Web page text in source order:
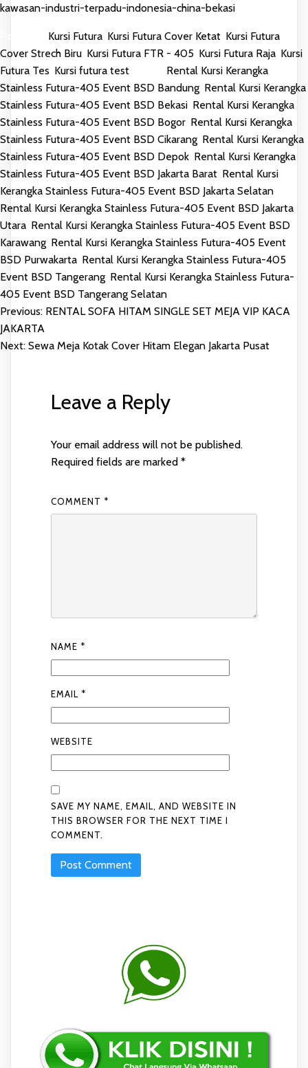
kawasan-industri-terpadu-indonesia-china-bekasi
Kursi Futura Kursi Futura Cover Ketat Kursi Futura
Cover Strech Biru Kursi Futura FTR - 405 Kursi Futura Raja Kursi
Futura Tes Kursi futura testTagged Rental Kursi Kerangka
Stainless Futura-405 Event BSD Bandung Rental Kursi Kerangka
Stainless Futura-405 Event BSD Bekasi Rental Kursi Kerangka
Stainless Futura-405 Event BSD Bogor Rental Kursi Kerangka
Stainless Futura-405 Event BSD Cikarang Rental Kursi Kerangka
Stainless Futura-405 Event BSD Depok Rental Kursi Kerangka
Stainless Futura-405 Event BSD Jakarta Barat Rental Kursi
Kerangka Stainless Futura-405 Event BSD Jakarta Selatan
Rental Kursi Kerangka Stainless Futura-405 Event BSD Jakarta
Utara Rental Kursi Kerangka Stainless Futura-405 Event BSD
Karawang Rental Kursi Kerangka Stainless Futura-405 Event
BSD Purwakarta Rental Kursi Kerangka Stainless Futura-405
Event BSD Tangerang Rental Kursi Kerangka Stainless Futura-
405 Event BSD Tangerang Selatan
POST
NAVIGATION
Previous: RENTAL SOFA HITAM SINGLE SET MEJA VIP KACA
JAKARTA
Next: Sewa Meja Kotak Cover Hitam Elegan Jakarta Pusat
Leave a Reply
Your email address will not be published.
Required fields are marked*
COMMENT *
NAME *
EMAIL *
WEBSITE
SAVE MY NAME, EMAIL, AND WEBSITE IN
THIS BROWSER FOR THE NEXT TIME I
COMMENT.